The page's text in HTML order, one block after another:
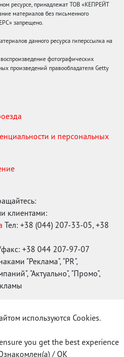
ресурсе, принадлежат ТОВ «КЕПРЕЙТ
материалов без письменного
запрещено.
данного ресурса гиперссылка на
фотографических
произведений правообладателя Getty
и персональных
клиентами:
Тел: +38 (044) 207-33-05, +38
+38 044 207-97-07
"Реклама", "PR",
"Актуально", "Промо",
используются Cookies.
you get the best experience
/ OK